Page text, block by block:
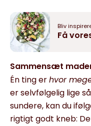
Bliv
Få
Sammensæt
Én ting erhvor
er selvfølgelig lige
sundere, kan du
rigtigt godt kneb: